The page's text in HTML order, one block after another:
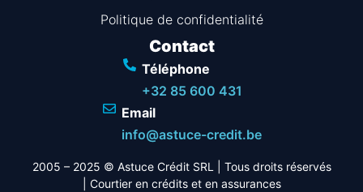
Politique de confidentialité
Contact
Téléphone
+32 85 600 431
Email
info@astuce-credit.be
2005 – 2025 © Astuce Crédit SRL
| Tous droits réservés
Courtier en crédits et en assurances